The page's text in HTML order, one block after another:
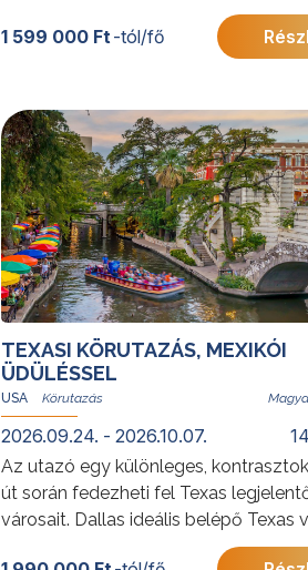
változó. A kínai körutazás a legszebb
látnivalók mellett Kína igazi arcát is
1 599 000 Ft-tól/fő
TEXASI KÖRUTAZÁS, MEXIKÓI
ÜDÜLÉSSEL
USA
2026.09.24. - 2026.10.07.
Az utazó egy különleges,
út során fedezheti fel Texas
városait. Dallas ideális belépő Texas
ahol a modern nagyvárosi élet és a